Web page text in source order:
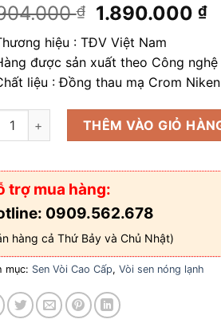
₫
Giá
gốc
là:
2.904.000 ₫.
1.890.000 ₫
tại
hiệu : TĐV Việt Nam
được sản xuất theo Công
liệu : Đồng thau mạ Crom Niken
Tắm Đồng Thau Cao Cấp TĐV S568 số
THÊM VÀO GIỎ
trợ mua hàng:
0909.562.678
hàng cả Thứ Bảy và Chủ Nhật)
mục: Sen Vòi Cao Cấp, Vòi sen nóng lạnh